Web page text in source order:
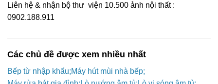
Liên hệ & nhận bộ thư viện 10.500 ảnh nội thất :
0902.188.911
Các chủ đề được xem nhiều nhất
Bếp từ nhập khẩu Máy hút mùi nhà bếp